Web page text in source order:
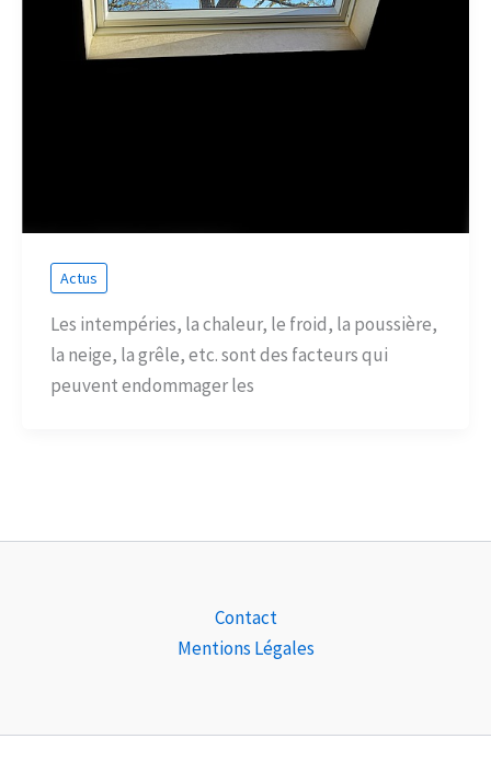
Actus
Les intempéries, la chaleur, le froid, la poussière,
la neige, la grêle, etc. sont des facteurs qui
peuvent endommager les
Contact
Mentions Légales